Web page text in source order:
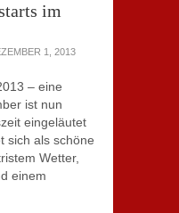
im
1, 2013
– eine
ist nun
eingeläutet
sich als schöne
Wetter,
einem